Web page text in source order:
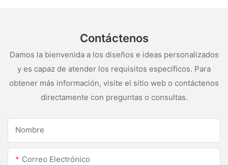
Contáctenos
Damos la bienvenida a los diseños e ideas personalizados
y es capaz de atender los requisitos específicos. Para
obtener más información, visite el sitio web o contáctenos
directamente con preguntas o consultas.
Nombre
Correo Electrónico